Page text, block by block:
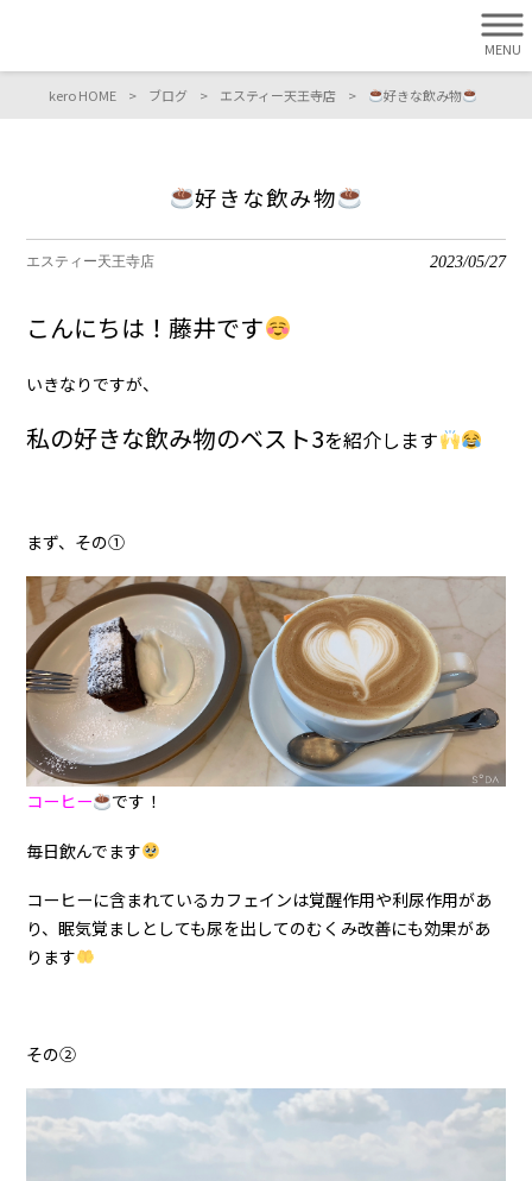
MENU
kero HOME > ブログ > エスティー天王寺店 > 好きな飲み物
好きな飲み物
エスティー天王寺店 2023/05/27
こんにちは！藤井です
いきなりですが、
私の好きな飲み物のベスト3を紹介します
まず、その①
コーヒー です！
毎日飲んでます
コーヒーに含まれているカフェインは覚醒作用や利尿作用があ
り、眠気覚ましとしても尿を出してのむくみ改善にも効果があ
ります
その②